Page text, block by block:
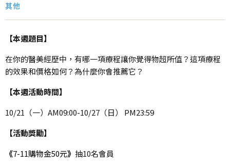
其他
【本週題目】
在你的醫美經歷中，有哪一項療程讓你覺得物超所值？這項療程
的效果和價格如何？為什麼你會推薦它？
【本週活動時間】
10/21（一）AM09:00-10/27（日） PM23:59
【活動獎勵】
《7-11購物金50元》 抽10名會員